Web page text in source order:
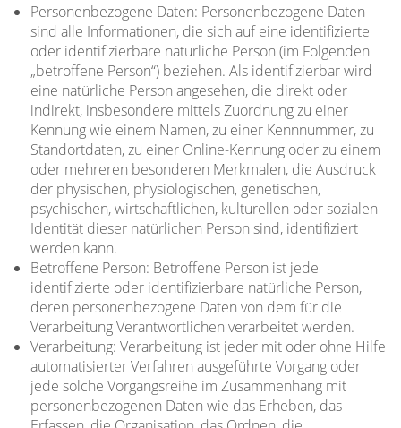
Personenbezogene Daten: Personenbezogene Daten
sind alle Informationen, die sich auf eine identifizierte
oder identifizierbare natürliche Person (im Folgenden
„betroffene Person“) beziehen. Als identifizierbar wird
eine natürliche Person angesehen, die direkt oder
indirekt, insbesondere mittels Zuordnung zu einer
Kennung wie einem Namen, zu einer Kennnummer, zu
Standortdaten, zu einer Online-Kennung oder zu einem
oder mehreren besonderen Merkmalen, die Ausdruck
der physischen, physiologischen, genetischen,
psychischen, wirtschaftlichen, kulturellen oder sozialen
Identität dieser natürlichen Person sind, identifiziert
werden kann.
Betroffene Person: Betroffene Person ist jede
identifizierte oder identifizierbare natürliche Person,
deren personenbezogene Daten von dem für die
Verarbeitung Verantwortlichen verarbeitet werden.
Verarbeitung: Verarbeitung ist jeder mit oder ohne Hilfe
automatisierter Verfahren ausgeführte Vorgang oder
jede solche Vorgangsreihe im Zusammenhang mit
personenbezogenen Daten wie das Erheben, das